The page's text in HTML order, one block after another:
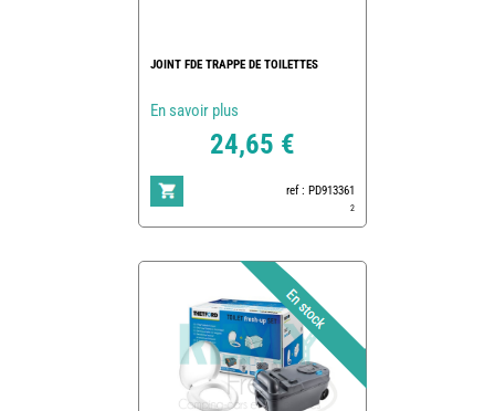
JOINT FDE TRAPPE DE TOILETTES
En savoir plus
24,65 €
ref : PD913361
2